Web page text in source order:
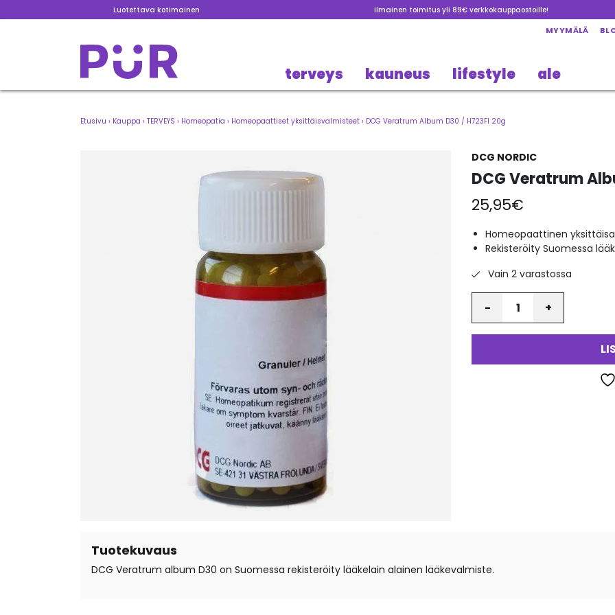
Luotettava kotimainen Ilmainen toimitus yli 89€ verkkokauppaostoille!
MYYMÄLÄ
terveys kauneus lifestyle ale
Etusivu › Kauppa › TERVEYS › Homeopatia › Homeopaattiset yksittäisvalmisteet › DCG Veratrum Album D30 / H723FI 20g
DCG NORDIC
DCG Veratrum
25,95€
Homeopaattinen
Rekisteröity Suomessa
Vain 2 varastossa
Tuotekuvaus
DCG Veratrum album D30 on Suomessa rekisteröity lääkelain alainen lääkevalmiste.